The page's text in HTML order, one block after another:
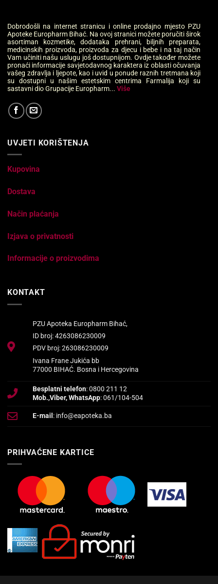
Dobrodošli na internet stranicu i online prodajno mjesto PZU
Apoteke Europharm Bihać. Na ovoj stranici možete poručiti širok
asortiman kozmetike, dodataka prehrani, biljnih preparata,
medicinskih proizvoda, proizvoda za djecu i bebe i na taj način
Vam učiniti našu uslugu još dostupnijom. Ovdje također možete
pronaći informacije savjetodavnog karaktera iz oblasti očuvanja
vašeg zdravlja i ljepote, kao i uvid u ponude raznih tretmana koji
su dostupni u našim estetskim centrima Farmalija koji su
sastavni dio Grupacije Europharm... Više
UVJETI KORIŠTENJA
Kupovina
Dostava
Način plaćanja
Izjava o privatnosti
Informacije o proizvodima
KONTAKT
PZU Apoteka Europharm Bihać,
ID broj: 4263086230009
PDV broj: 263086230009
Ivana Frane Jukića bb
77000 BIHAĆ. Bosna i Hercegovina
Besplatni telefon: 0800 211 12
Mob.,Viber, WhatsApp: 061/104-504
E-mail : info@eapoteka.ba
PRIHVAĆENE KARTICE